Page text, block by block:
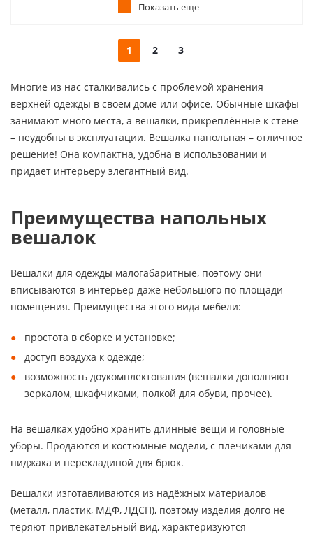
Показать еще
1 2 3
Многие из нас сталкивались с проблемой хранения
верхней одежды в своём доме или офисе. Обычные шкафы
занимают много места, а вешалки, прикреплённые к стене
– неудобны в эксплуатации. Вешалка напольная – отличное
решение! Она компактна, удобна в использовании и
придаёт интерьеру элегантный вид.
Преимущества напольных
вешалок
Вешалки для одежды малогабаритные, поэтому они
вписываются в интерьер даже небольшого по площади
помещения. Преимущества этого вида мебели:
простота в сборке и установке;
доступ воздуха к одежде;
возможность доукомплектования (вешалки дополняют
зеркалом, шкафчиками, полкой для обуви, прочее).
На вешалках удобно хранить длинные вещи и головные
уборы. Продаются и костюмные модели, с плечиками для
пиджака и перекладиной для брюк.
Вешалки изготавливаются из надёжных материалов
(металл, пластик, МДФ, ЛДСП), поэтому изделия долго не
теряют привлекательный вид, характеризуются